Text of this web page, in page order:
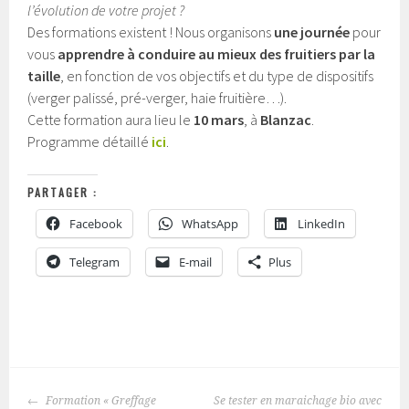
l’évolution de votre projet ?
Des formations existent ! Nous organisons une journée pour
vous apprendre à conduire au mieux des fruitiers par la
taille, en fonction de vos objectifs et du type de dispositifs
(verger palissé, pré-verger, haie fruitière…).
Cette formation aura lieu le 10 mars, à Blanzac.
Programme détaillé ici.
PARTAGER :
Facebook WhatsApp LinkedIn
Telegram E-mail Plus
b
NAVIGATION
Formation « Greffage
Se tester en maraichage bio avec